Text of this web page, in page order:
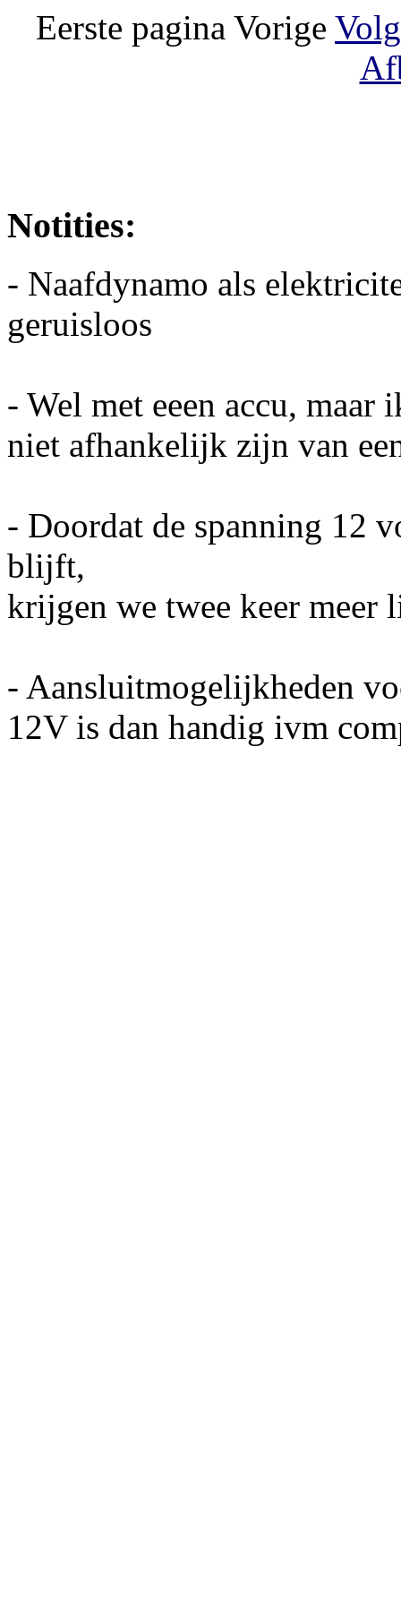
Eerste pagina Vorige
Notities:
- Naafdynamo als
geruisloos
- Wel met eeen accu,
niet afhankelijk zijn van
- Doordat de spanning 12
blijft,
krijgen we twee keer meer
- Aansluitmogelijkheden
12V is dan handig ivm